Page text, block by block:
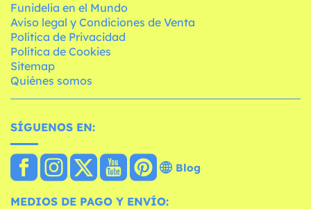
Funidelia en el Mundo
Aviso legal y Condiciones de Venta
Política de Privacidad
Política de Cookies
Sitemap
Quiénes somos
SÍGUENOS EN:
Blog
MEDIOS DE PAGO Y ENVÍO: